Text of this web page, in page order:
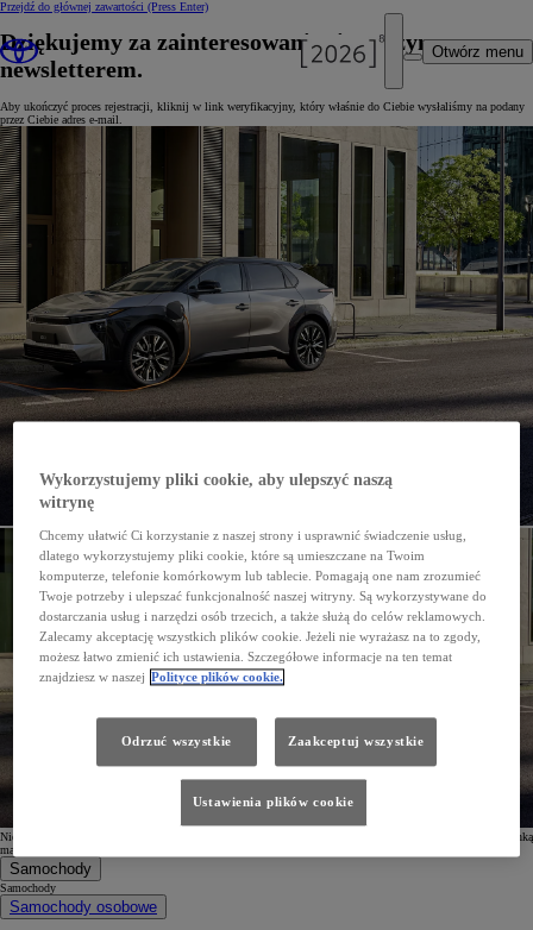
Przejdź do głównej zawartości (Press Enter)
Otwórz menu
Dziękujemy za zainteresowanie się naszym
newsletterem.
Aby ukończyć proces rejestracji, kliknij w link weryfikacyjny, który właśnie do Ciebie wysłaliśmy na podany
przez Ciebie adres e-mail.
Nie otrzymałeś wiadomości? Nie zapomnij sprawdzić folderu spam. W przypadku problemów z Twoją skrzynką
mailową, możesz również
Samochody
Samochody
Samochody osobowe
Wykorzystujemy pliki cookie, aby ulepszyć naszą
witrynę
Chcemy ułatwić Ci korzystanie z naszej strony i usprawnić świadczenie usług,
dlatego wykorzystujemy pliki cookie, które są umieszczane na Twoim
komputerze, telefonie komórkowym lub tablecie. Pomagają one nam zrozumieć
Twoje potrzeby i ulepszać funkcjonalność naszej witryny. Są wykorzystywane do
dostarczania usług i narzędzi osób trzecich, a także służą do celów reklamowych.
Zalecamy akceptację wszystkich plików cookie. Jeżeli nie wyrażasz na to zgody,
możesz łatwo zmienić ich ustawienia. Szczegółowe informacje na ten temat
znajdziesz w naszej Polityce plików cookie.
Odrzuć wszystkie Zaakceptuj wszystkie
Ustawienia plików cookie